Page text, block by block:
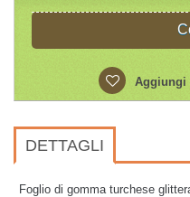
Aggiungi
DETTAGLI
Foglio di gomma turchese